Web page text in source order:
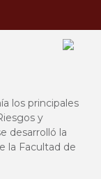
los principales
y
desarrolló la
la Facultad de